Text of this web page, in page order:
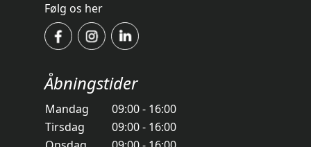
Følg os her
Åbningstider
Mandag
09:00 - 16:00
Tirsdag
09:00 - 16:00